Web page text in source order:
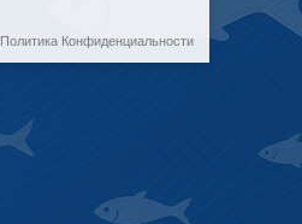
Политика Конфиденциальности